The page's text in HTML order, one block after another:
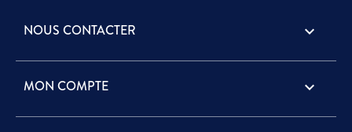
NOUS CONTACTER keyboard_arrow_down
MON COMPTE 